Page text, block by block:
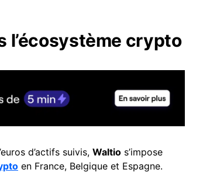
l’écosystème crypto
d’actifs suivis, Waltio s’impose
en France, Belgique et Espagne.